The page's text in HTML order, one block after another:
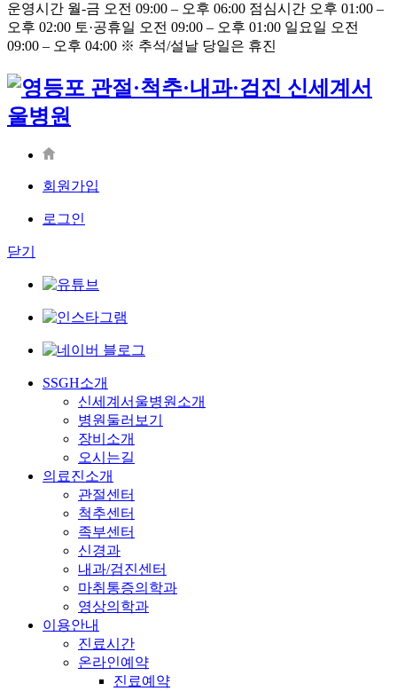
운영시간 월-금 오전 09:00 – 오후 06:00 점심시간 오후 01:00 –
오후 02:00 토·공휴일 오전 09:00 – 오후 01:00 일요일 오전
09:00 – 오후 04:00 ※ 추석/설날 당일은 휴진
회원가입
로그인
닫기
SSGH소개
신세계서울병원소개
병원둘러보기
장비소개
오시는길
의료진소개
관절센터
척추센터
족부센터
신경과
내과/검진센터
마취통증의학과
영상의학과
이용안내
진료시간
온라인예약
진료예약